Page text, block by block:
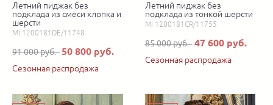
Летний пиджак без
подклада из смеси хлопка и
шерсти
MI 1200181DE/11748
91 000 руб.50 800 руб.
Сезонная распродажа
Летний пиджак без
подклада из тонкой шерсти
MI 1200181CR/11755
85 000 руб. 47 600 руб.
Сезонная распродажа